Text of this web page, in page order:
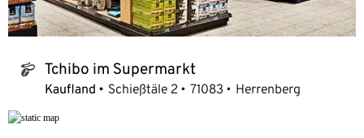
tchibo_logo Tchibo im Supermarkt
Kaufland Schießtäle 2 71083 Herrenberg